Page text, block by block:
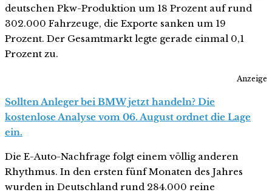
deutschen Pkw-Produktion um 18 Prozent auf rund
302.000 Fahrzeuge, die Exporte sanken um 19
Prozent. Der Gesamtmarkt legte gerade einmal 0,1
Prozent zu.
Anzeige
Sollten Anleger bei BMW jetzt handeln? Die
kostenlose Analyse vom 06. August ordnet die Lage
ein.
Die E-Auto-Nachfrage folgt einem völlig anderen
Rhythmus. In den ersten fünf Monaten des Jahres
wurden in Deutschland rund 284.000 reine